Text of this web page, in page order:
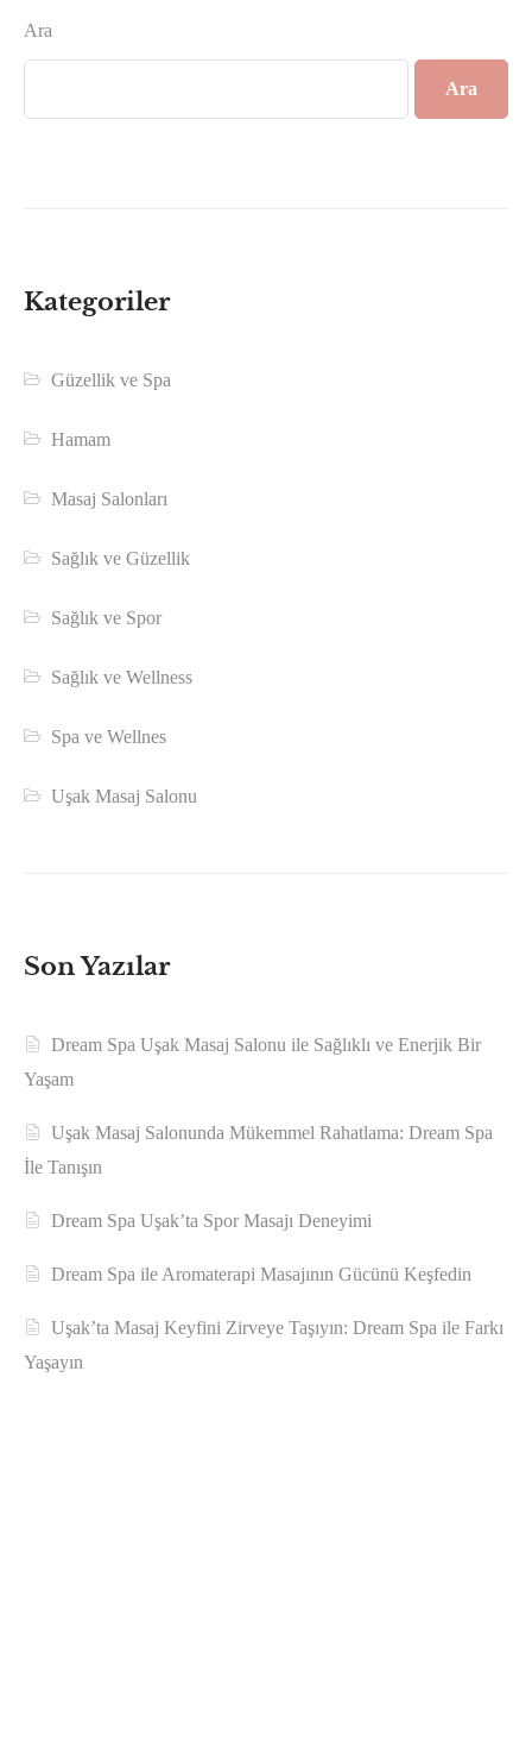
Ara
Ara
Kategoriler
Güzellik ve Spa
Hamam
Masaj Salonları
Sağlık ve Güzellik
Sağlık ve Spor
Sağlık ve Wellness
Spa ve Wellnes
Uşak Masaj Salonu
Son Yazılar
Dream Spa Uşak Masaj Salonu ile Sağlıklı ve Enerjik Bir
Yaşam
Uşak Masaj Salonunda Mükemmel Rahatlama: Dream Spa
İle Tanışın
Dream Spa Uşak’ta Spor Masajı Deneyimi
Dream Spa ile Aromaterapi Masajının Gücünü Keşfedin
Uşak’ta Masaj Keyfini Zirveye Taşıyın: Dream Spa ile Farkı
Yaşayın